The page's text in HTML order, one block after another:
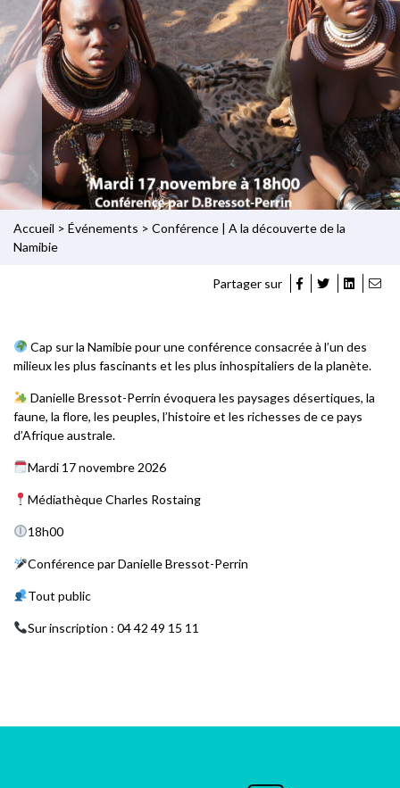
Accueil > Événements > Conférence | A la découverte de la
Namibie
Partager sur
Cap sur la Namibie pour une conférence consacrée à l’un des
milieux les plus fascinants et les plus inhospitaliers de la planète.
Danielle Bressot-Perrin évoquera les paysages désertiques, la
faune, la flore, les peuples, l’histoire et les richesses de ce pays
d’Afrique australe.
Mardi 17 novembre 2026
Médiathèque Charles Rostaing
18h00
Conférence par Danielle Bressot-Perrin
Tout public
Sur inscription : 04 42 49 15 11